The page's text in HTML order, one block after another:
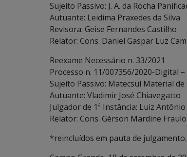
Sujeito Passivo: J. A. da Rocha
Autuante: Leidima Praxedes da Silva
Revisora: Geise Fernandes Castilho
Relator: Cons. Daniel Gaspar Luz
Reexame Necessário n. 33/2021
Processo n. 11/007356/2020-Digital
Sujeito Passivo: Matecsul Material de
Autuante: Vladimir José Chiavegatto
Julgador de 1ª Instância: Luiz
Relator: Cons. Gérson Mardine
*reincluídos em pauta de julgamento.